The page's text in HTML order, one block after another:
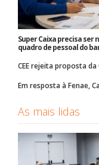
Super Caixa precisa ser
quadro de pessoal do
CEE rejeita proposta
Em resposta à Fenae,
As mais lidas